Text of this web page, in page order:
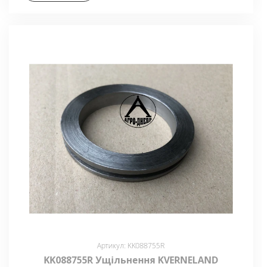
Артикул: KK088755R
KK088755R Ущільнення KVERNELAND